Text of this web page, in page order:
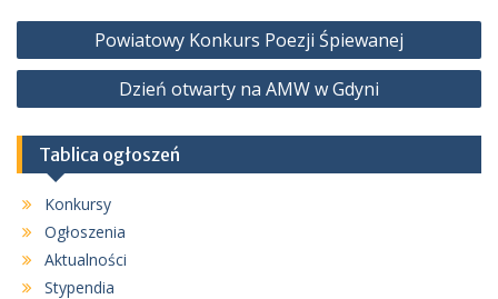
Nawigacja
wpisu
Powiatowy Konkurs Poezji Śpiewanej
Dzień otwarty na AMW w Gdyni
Tablica ogłoszeń
Konkursy
Ogłoszenia
Aktualności
Stypendia